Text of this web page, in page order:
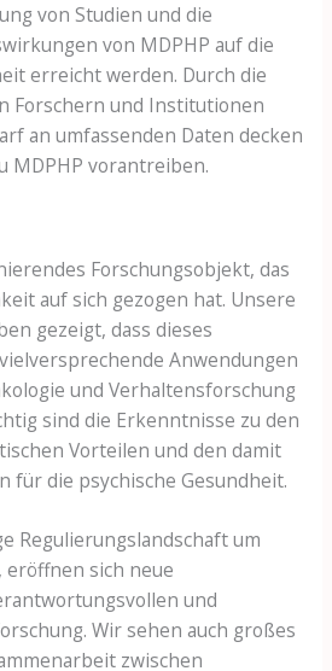
von Studien und die
von MDPHP auf die
erreicht werden. Durch die
Forschern und Institutionen
an umfassenden Daten decken
MDPHP vorantreiben.
Forschungsobjekt, das
auf sich gezogen hat. Unsere
gezeigt, dass dieses
Anwendungen
und Verhaltensforschung
sind die Erkenntnisse zu den
Vorteilen und den damit
für die psychische Gesundheit.
Regulierungslandschaft um
eröffnen sich neue
und
Wir sehen auch großes
zwischen